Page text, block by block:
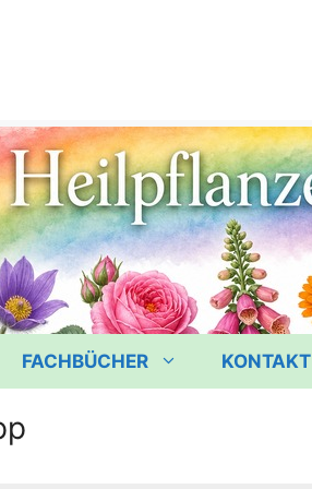
FACHBÜCHER KONTAKT